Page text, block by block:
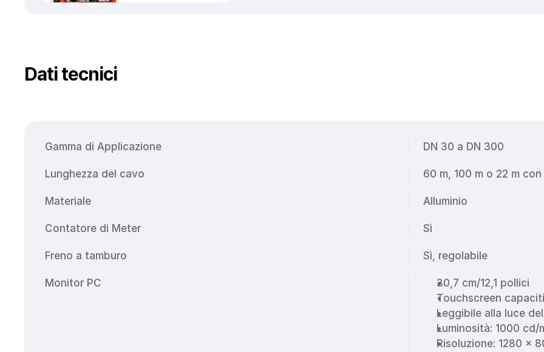
Dati tecnici
Gamma di Applicazione DN 30 a DN 300
Lunghezza del cavo 60 m, 100 m o 22 m
Materiale Alluminio
Contatore di Meter Sì
Freno a tamburo Sì, regolabile
Monitor PC
30,7 cm/12,1 pollici
Touchscreen
Leggibile alla luce
Luminosità: 1000 cd/
Risoluzione: 1280 x